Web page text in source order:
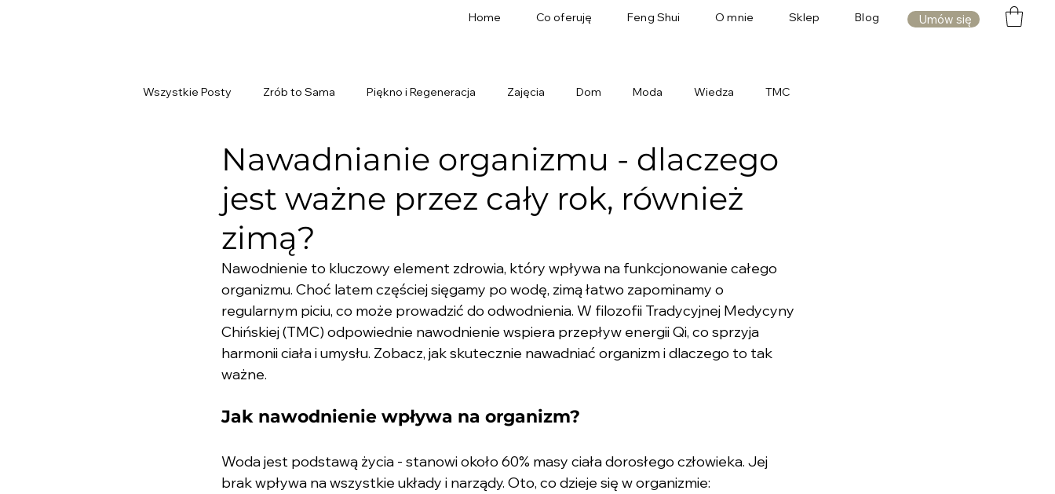
Home Co oferuję Feng Shui O mnie Sklep Blog Umów się
Wszystkie Posty Zrób to Sama Piękno i Regeneracja Zajęcia Dom Moda Wiedza TMC
Nawadnianie organizmu - dlaczego
jest ważne przez cały rok, również
zimą?
Nawodnienie to kluczowy element zdrowia, który wpływa na funkcjonowanie całego
organizmu. Choć latem częściej sięgamy po wodę, zimą łatwo zapominamy o
regularnym piciu, co może prowadzić do odwodnienia. W filozofii Tradycyjnej Medycyny
Chińskiej (TMC) odpowiednie nawodnienie wspiera przepływ energii Qi, co sprzyja
harmonii ciała i umysłu. Zobacz, jak skutecznie nawadniać organizm i dlaczego to tak
ważne.
Jak nawodnienie wpływa na organizm?
Woda jest podstawą życia - stanowi około 60% masy ciała dorosłego człowieka. Jej
brak wpływa na wszystkie układy i narządy. Oto, co dzieje się w organizmie: